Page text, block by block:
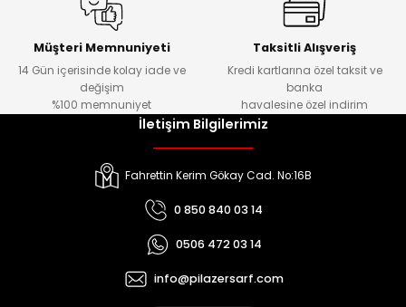
Müşteri Memnuniyeti
14 Gün içerisinde kolay iade ve
değişim
%100 memnuniyet
Taksitli Alışveriş
Kredi kartlarına özel taksit ve
banka
havalesine özel indirim
İletişim Bilgilerimiz
Fahrettin Kerim Gökay Cad. No:16B
0 850 840 03 14
0506 472 03 14
info@pilazersarf.com